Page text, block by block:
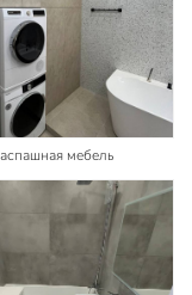
мебель